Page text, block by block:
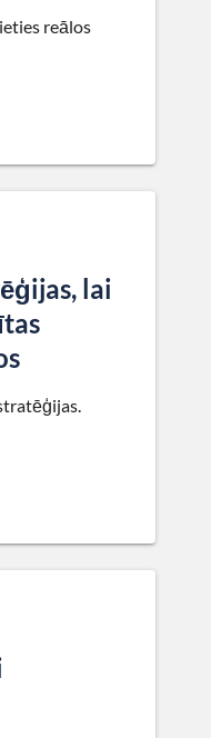
reālos
lai